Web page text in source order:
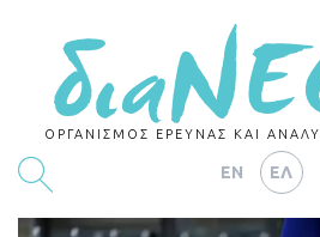
ΟΡΓΑΝΙΣΜΟΣ ΕΡΕΥΝΑΣ ΚΑΙ
EN ΕΛ